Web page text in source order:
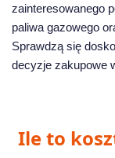
zainteresowanego
paliwa gazowego
Sprawdzą się
decyzje zakupowe
Ile to